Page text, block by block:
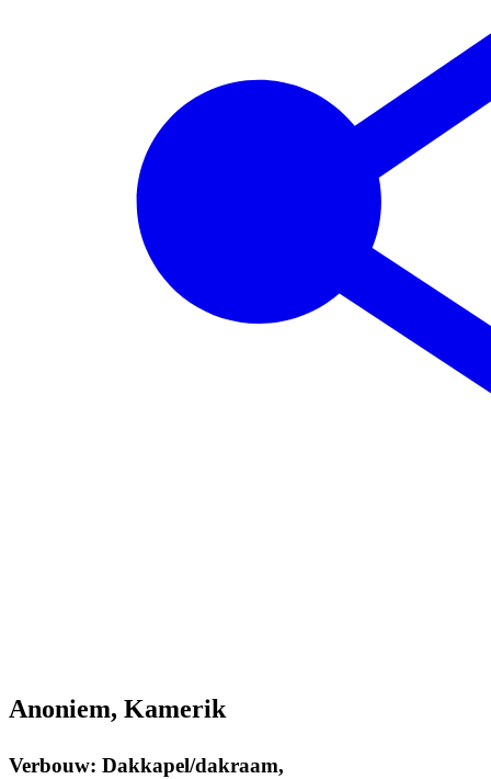
Anoniem, Kamerik
Verbouw: Dakkapel/dakraam,